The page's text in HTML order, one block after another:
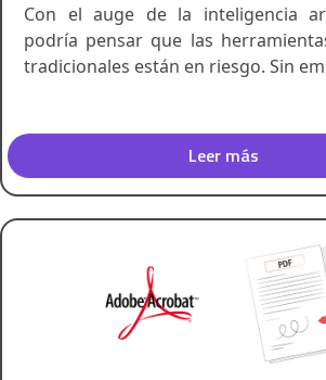
Con el auge de la inteligencia
podría pensar que las
tradicionales están en riesgo. Sin
Leer más